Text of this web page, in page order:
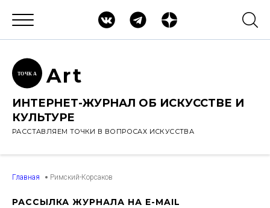
ТОЧК А Art
ИНТЕРНЕТ-ЖУРНАЛ ОБ ИСКУССТВЕ И
КУЛЬТУРЕ
РАССТАВЛЯЕМ ТОЧКИ В ВОПРОСАХ ИСКУССТВА
Главная Римский-Корсаков
РАССЫЛКА ЖУРНАЛА НА E-MAIL